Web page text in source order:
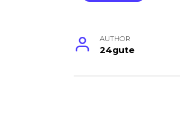
AUTHOR
24gute